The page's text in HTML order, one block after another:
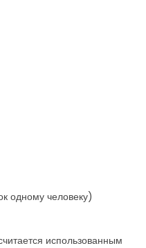
одному человеку)
использованным